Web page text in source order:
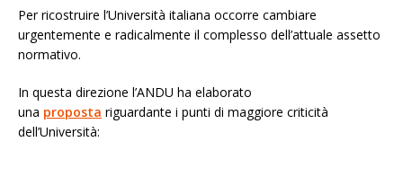
Per ricostruire l’Università italiana occorre cambiare
urgentemente e radicalmente il complesso dell’attuale assetto
normativo.
In questa direzione l’ANDU ha elaborato
una proposta riguardante i punti di maggiore criticità
dell’Università: